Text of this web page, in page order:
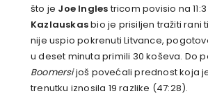
što je Joe Inglestricom povisio na
Kazlauskasbio je prisiljen tražiti rani
nije uspio pokrenuti Litvance,
u deset minuta primili 30 koševa. Do
Boomersijoš povećali prednost koja
trenutku iznosila 19 razlike (47:28).